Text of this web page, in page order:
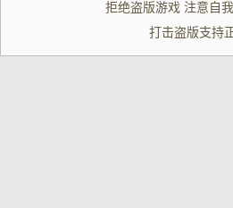
拒绝盗版游戏 注意自
打击盗版支持